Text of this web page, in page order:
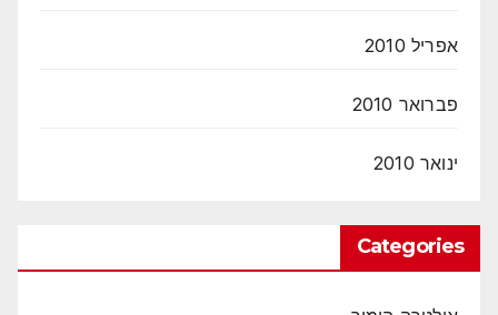
אפריל 2010
פברואר 2010
ינואר 2010
Categories